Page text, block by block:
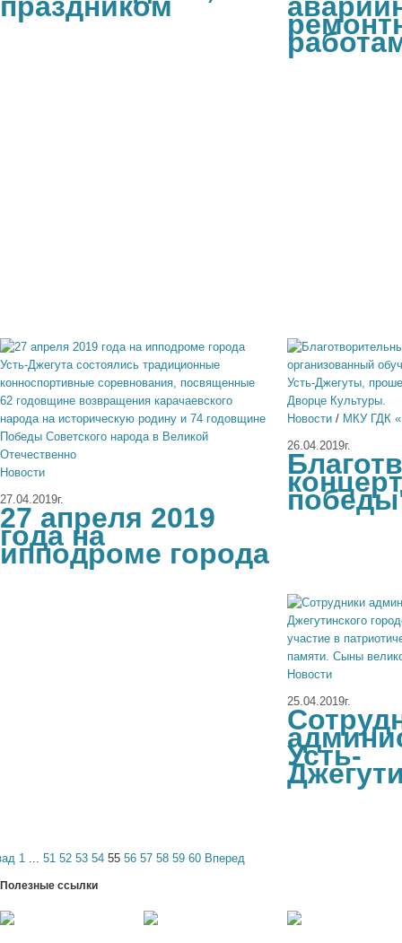
Новости
27.04.2019г.
27 апреля 2019
года на
ипподроме города
Новости / МКУ ГДК
26.04.2019г.
Новости
25.04.2019г.
Усть-
1 ... 51 52 53 54 55 56 57 58 59 60 Вперед
Полезные ссылки